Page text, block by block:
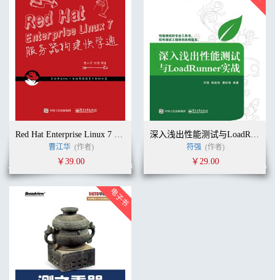
Red Hat Enterprise Linux 7 服务器构建快学通
曹江华 (作者)
￥39.00
深入浅出性能测试与LoadRunner实战
符强 (作者)
￥29.00